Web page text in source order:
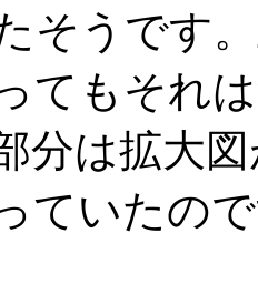
そうです
てもそれ
分は拡大
ていたの